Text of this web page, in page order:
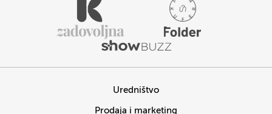
Uredništvo
Prodaja i marketing